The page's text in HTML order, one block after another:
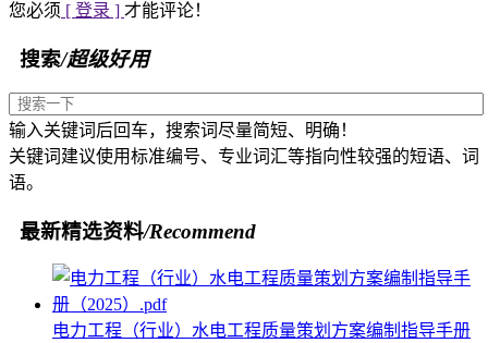
您必须 [ 登录 ] 才能评论！
搜索/超级好用
输入关键词后回车，搜索词尽量简短、明确！
关键词建议使用标准编号、专业词汇等指向性较强的短语、词
语。
最新精选资料/Recommend
电力工程（行业）水电工程质量策划方案编制指导手册